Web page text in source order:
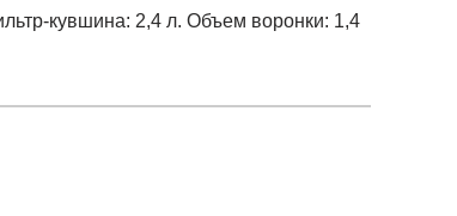
кувшина: 2,4 л. Объем воронки: 1,4